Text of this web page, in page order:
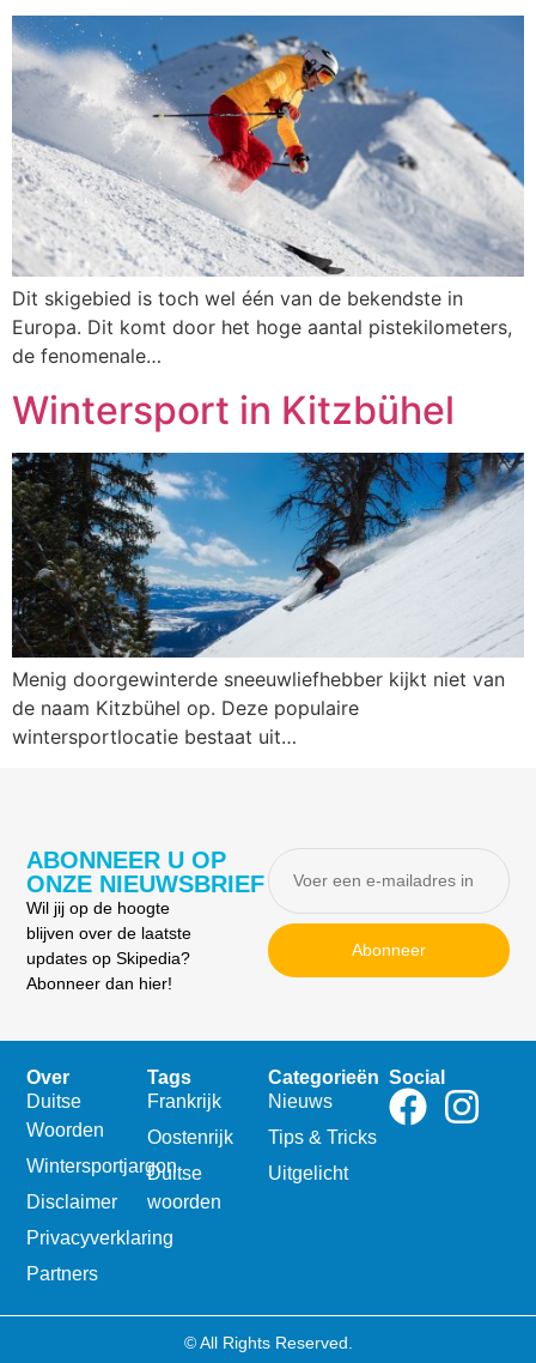
Dit skigebied is toch wel één van de bekendste in
Europa. Dit komt door het hoge aantal pistekilometers,
de fenomenale…
Wintersport in Kitzbühel
Menig doorgewinterde sneeuwliefhebber kijkt niet van
de naam Kitzbühel op. Deze populaire
wintersportlocatie bestaat uit…
ABONNEER U OP
ONZE NIEUWSBRIEF
Wil jij op de hoogte
blijven over de laatste
updates op Skipedia?
Abonneer dan hier!
Abonneer
Over
Duitse
Woorden
Wintersportjargon
Disclaimer
Privacyverklaring
Partners
Tags
Frankrijk
Oostenrijk
Duitse
woorden
Categorieën
Nieuws
Tips & Tricks
Uitgelicht
Social
© All Rights Reserved.